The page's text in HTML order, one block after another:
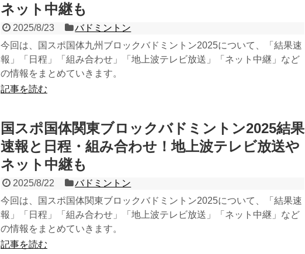
ネット中継も
2025/8/23
バドミントン
今回は、国スポ国体九州ブロックバドミントン2025について、「結果速
報」「日程」「組み合わせ」「地上波テレビ放送」「ネット中継」など
の情報をまとめていきます。
記事を読む
国スポ国体関東ブロックバドミントン2025結果
速報と日程・組み合わせ！地上波テレビ放送や
ネット中継も
2025/8/22
バドミントン
今回は、国スポ国体関東ブロックバドミントン2025について、「結果速
報」「日程」「組み合わせ」「地上波テレビ放送」「ネット中継」など
の情報をまとめていきます。
記事を読む